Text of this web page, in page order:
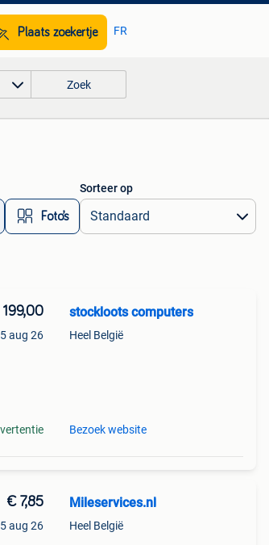
Plaats zoekertje FR
Zoek
Foto’s
Sorteer op
5 aug 26
stockloots computers
Heel België
Bezoek website
€ 7,85
5 aug 26
Mileservices.nl
Heel België